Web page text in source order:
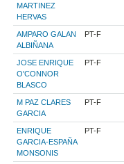
MARTINEZ
HERVAS
AMPARO GALAN
ALBIÑANA
PT-F
JOSE ENRIQUE
O'CONNOR
BLASCO
PT-F
M PAZ CLARES
GARCIA
PT-F
ENRIQUE
GARCIA-ESPAÑA
MONSONIS
PT-F